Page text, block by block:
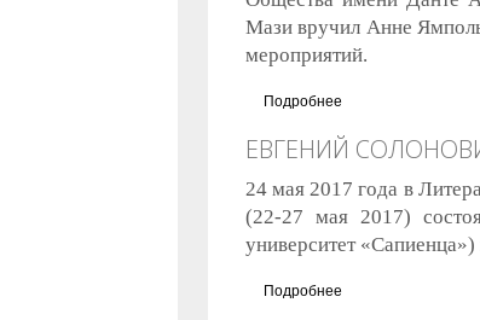
Мази вручил Анне
мероприятий.
Подробнее
ЕВГЕНИЙ
24 мая 2017 года в
(22-27 мая 2017)
университет
Подробнее